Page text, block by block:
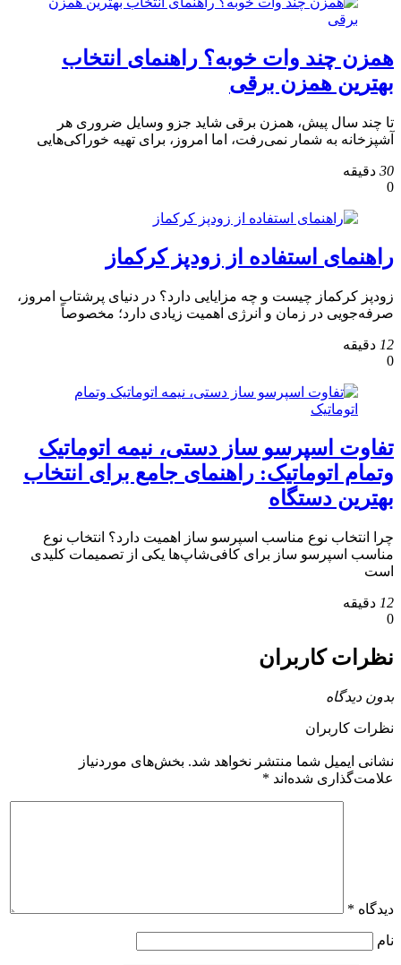
همزن چند وات خوبه؟ راهنمای انتخاب
بهترین همزن برقی
تا چند سال پیش، همزن برقی شاید جزو وسایل ضروری هر
آشپزخانه به شمار نمی‌رفت، اما امروز، برای تهیه خوراکی‌هایی
30 دقیقه
0
راهنمای استفاده از زودپز کرکماز
زودپز کرکماز چیست و چه مزایایی دارد؟ در دنیای پرشتاب امروز،
صرفه‌جویی در زمان و انرژی اهمیت زیادی دارد؛ مخصوصاً
12 دقیقه
0
تفاوت اسپرسو ساز دستی، نیمه اتوماتیک
وتمام اتوماتیک: راهنمای جامع برای انتخاب
بهترین دستگاه
چرا انتخاب نوع مناسب اسپرسو ساز اهمیت دارد؟ انتخاب نوع
مناسب اسپرسو ساز برای کافی‌شاپ‌ها یکی از تصمیمات کلیدی
است
12 دقیقه
0
نظرات کاربران
بدون دیدگاه
نظرات کاربران
نشانی ایمیل شما منتشر نخواهد شد. بخش‌های موردنیاز
علامت‌گذاری شده‌اند *
دیدگاه *
نام